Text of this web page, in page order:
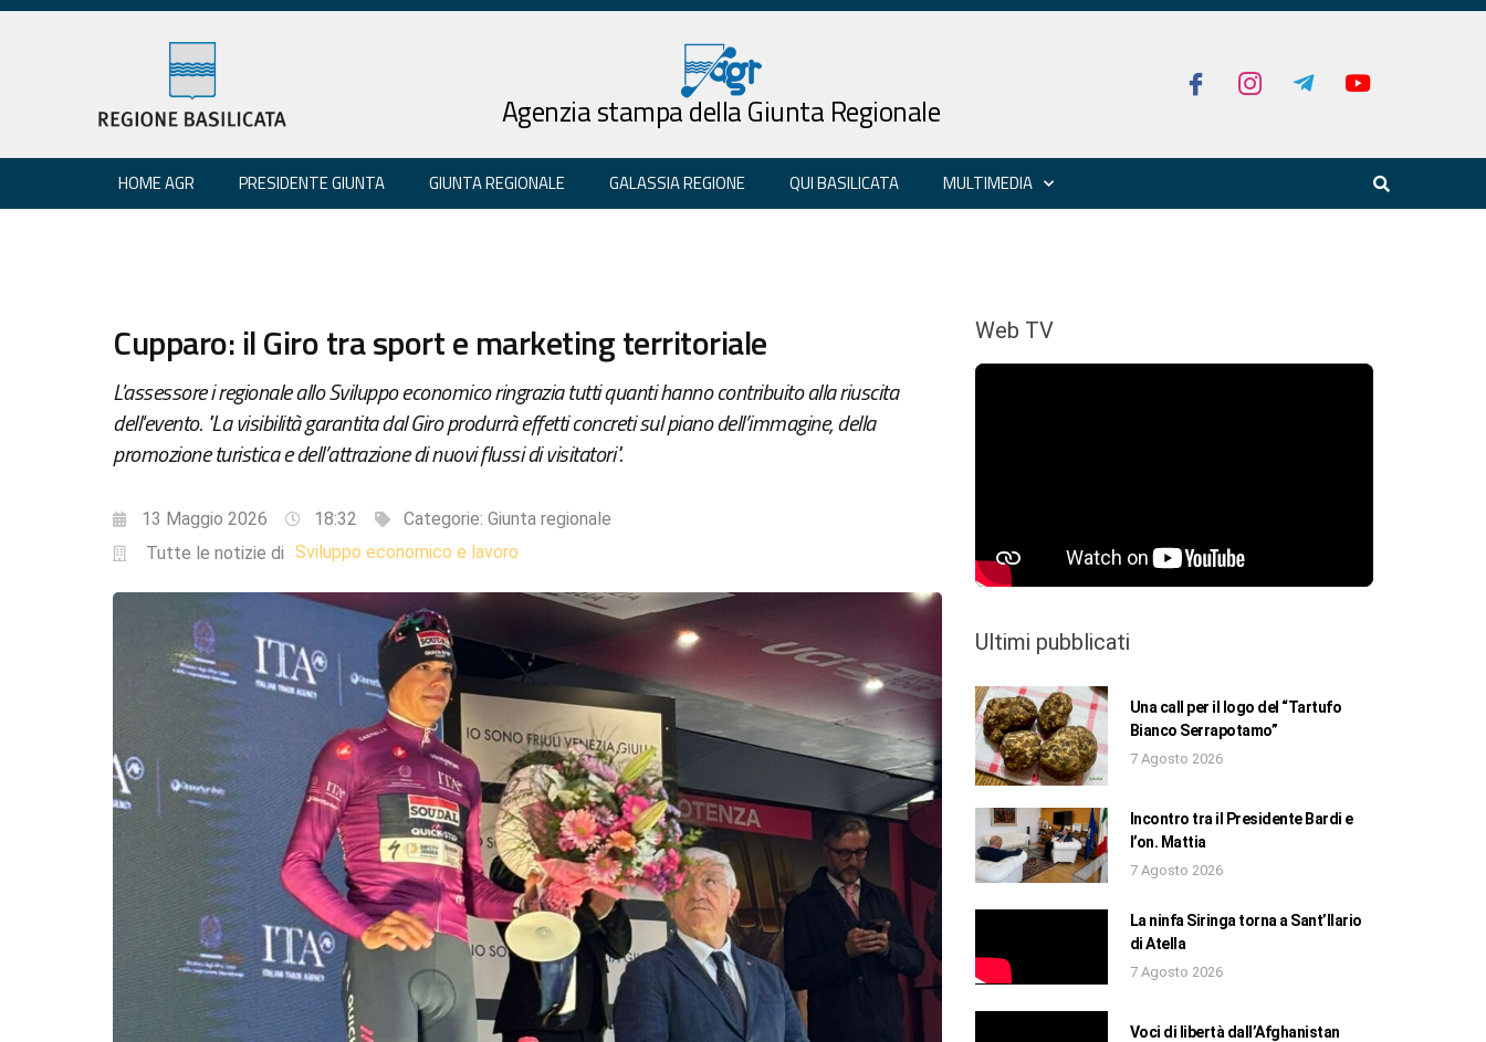
Agenzia stampa della Giunta Regionale
HOME AGR PRESIDENTE GIUNTA GIUNTA REGIONALE GALASSIA REGIONE QUI BASILICATA MULTIMEDIA
Cupparo: il Giro tra sport e marketing territoriale
L'assessore i regionale allo Sviluppo economico ringrazia tutti quanti hanno contribuito alla riuscita
dell'evento. "La visibilità garantita dal Giro produrrà effetti concreti sul piano dell’immagine, della
promozione turistica e dell’attrazione di nuovi flussi di visitatori".
13 Maggio 2026 18:32 Categorie: Giunta regionale
Tutte le notizie di Sviluppo economico e lavoro
Web TV
Ultimi pubblicati
Una call per il logo del “Tartufo
Bianco Serrapotamo”
7 Agosto 2026
Incontro tra il Presidente Bardi e
l’on. Mattia
7 Agosto 2026
La ninfa Siringa torna a Sant’Ilario
di Atella
7 Agosto 2026
Voci di libertà dall’Afghanistan